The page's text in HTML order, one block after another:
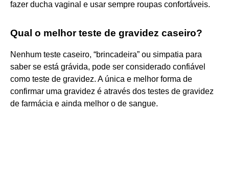
fazer ducha vaginal e usar sempre roupas confortáveis.
Qual o melhor teste de gravidez caseiro?
Nenhum teste caseiro, “brincadeira” ou simpatia para
saber se está grávida, pode ser considerado confiável
como teste de gravidez. A única e melhor forma de
confirmar uma gravidez é através dos testes de gravidez
de farmácia e ainda melhor o de sangue.